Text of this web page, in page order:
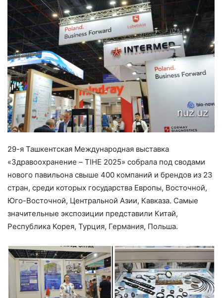
29-я Ташкентская Международная выставка
«Здравоохранение – TIHE 2025» собрала под сводами
нового павильона свыше 400 компаний и брендов из 23
стран, среди которых государства Европы, Восточной,
Юго-Восточной, Центральной Азии, Кавказа. Самые
значительные экспозиции представили Китай,
Республика Корея, Турция, Германия, Польша.